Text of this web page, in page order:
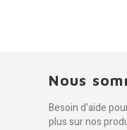
Nous
Besoin d'aide
plus sur nos